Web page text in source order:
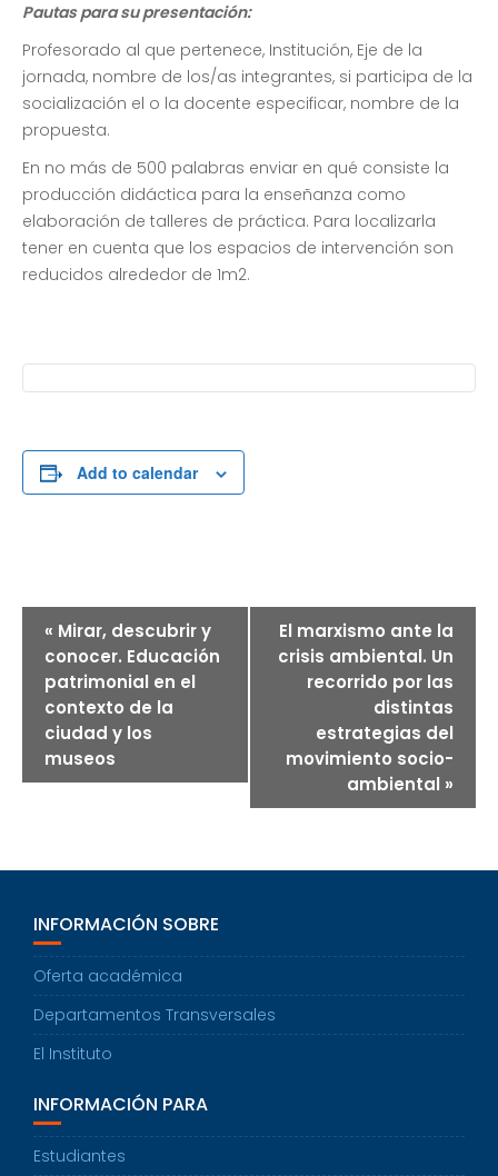
Pautas para su presentación:
Profesorado al que pertenece, Institución, Eje de la
jornada, nombre de los/as integrantes, si participa de la
socialización el o la docente especificar, nombre de la
propuesta.
En no más de 500 palabras enviar en qué consiste la
producción didáctica para la enseñanza como
elaboración de talleres de práctica. Para localizarla
tener en cuenta que los espacios de intervención son
reducidos alrededor de 1m2.
Add to calendar
E
N
G
C
Ó
« Mirar, descubrir y
conocer. Educación
patrimonial en el
contexto de la
ciudad y los
museos
El marxismo ante la
crisis ambiental. Un
recorrido por las
distintas
estrategias del
movimiento socio-
ambiental »
INFORMACIÓN SOBRE
Oferta académica
Departamentos Transversales
El Instituto
INFORMACIÓN PARA
Estudiantes